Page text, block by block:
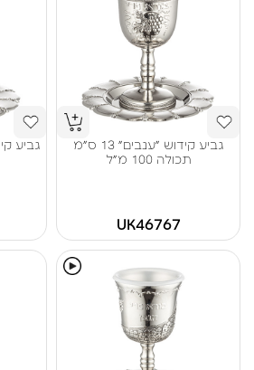
גביע קידוש "ענבים" 13 ס"מ
תכולה 100 מ"ל
UK46767